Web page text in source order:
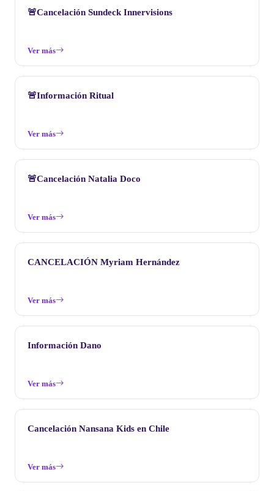
🚨Cancelación Sundeck Innervisions
Ver más
🚨Información Ritual
Ver más
🚨Cancelación Natalia Doco
Ver más
CANCELACIÓN Myriam Hernández
Ver más
Información Dano
Ver más
Cancelación Nansana Kids en Chile
Ver más